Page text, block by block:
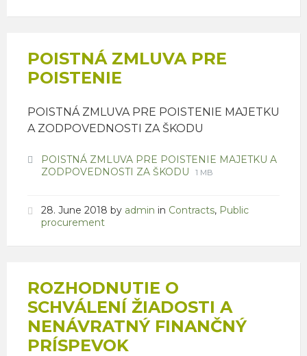
POISTNÁ ZMLUVA PRE
POISTENIE
POISTNÁ ZMLUVA PRE POISTENIE MAJETKU
A ZODPOVEDNOSTI ZA ŠKODU
Attachments
POISTNÁ ZMLUVA PRE POISTENIE MAJETKU A
ZODPOVEDNOSTI ZA ŠKODU File
File
1 MB
28. June 2018 by admin in Contracts, Public
procurement
ROZHODNUTIE O
SCHVÁLENÍ ŽIADOSTI A
NENÁVRATNÝ FINANČNÝ
PRÍSPEVOK